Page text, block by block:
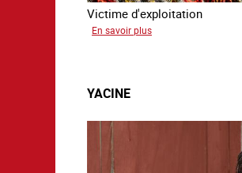
Victime d'exploitation
En savoir plus
YACINE